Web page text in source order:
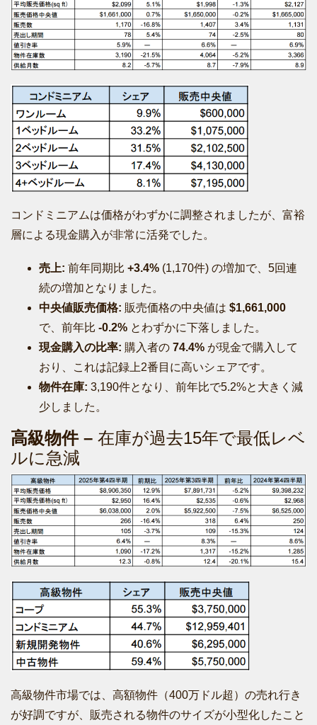
コンドミニアムは価格がわずかに調整されましたが、富裕
層による現金購入が非常に活発でした。
売上: 前年同期比 +3.4% (1,170件) の増加で、5回連
続の増加となりました。
中央値販売価格: 販売価格の中央値は $1,661,000
で、前年比 -0.2% とわずかに下落しました。
現金購入の比率: 購入者の 74.4% が現金で購入して
おり、これは記録上2番目に高いシェアです。
物件在庫: 3,190件となり、前年比で5.2%と大きく減
少しました。
高級物件 – 在庫が過去15年で最低レベ
ルに急減
高級物件市場では、高額物件（400万ドル超）の売れ行き
が好調ですが、販売される物件のサイズが小型化したこと